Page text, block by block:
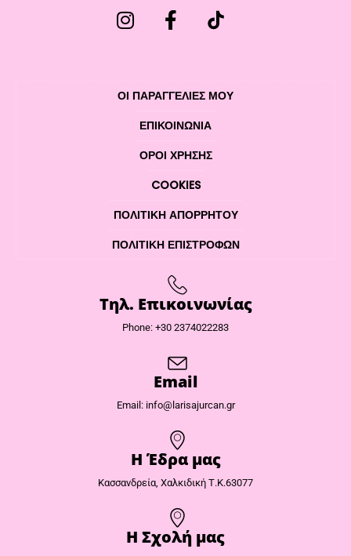
ΟΙ ΠΑΡΑΓΓΕΛΙΕΣ ΜΟΥ
ΕΠΙΚΟΙΝΩΝΊΑ
ΌΡΟΙ ΧΡΉΣΗΣ
COOKIES
ΠΟΛΙΤΙΚΉ ΑΠΟΡΡΉΤΟΥ
ΠΟΛΙΤΙΚΉ ΕΠΙΣΤΡΟΦΏΝ
Τηλ. Επικοινωνίας
Phone: +30 2374022283
Email
Email: info@larisajurcan.gr
Η Έδρα μας​
Κασσανδρεία, Χαλκιδική Τ.Κ.63077
Η Σχολή μας